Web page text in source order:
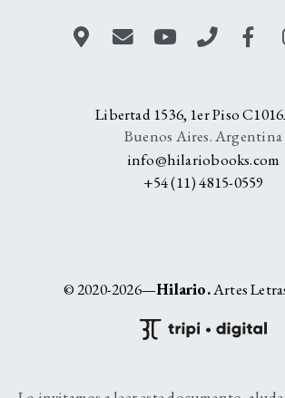
Libertad 1536, 1er Piso
Buenos Aires. Argentina
info@hilariobooks.com
+54 (11) 4815-0559
© 2020-2026—Hilario.Artes